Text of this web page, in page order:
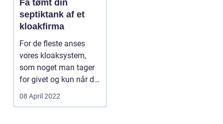
Få tømt din
septiktank af et
kloakfirma
For de fleste anses
vores kloaksystem,
som noget man tager
for givet og kun når det
ikke fungerer, t...
08 April 2022